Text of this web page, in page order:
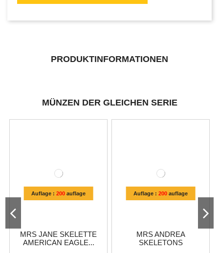
PRODUKTINFORMATIONEN
MÜNZEN DER GLEICHEN SERIE
Auflage : 200auflage
MRS JANE SKELETTE
AMERICAN EAGLE...
Auflage : 200auflage
MRS ANDREA
SKELETONS